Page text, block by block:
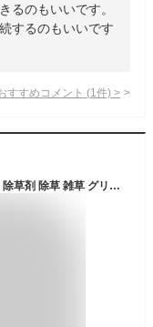
るのもいいです。
するのもいいです
すすめコメント (1 件) >
ミント スギナ ドクダミ オオバコ 笹 竹に効く! 除草剤 除草 雑草 グリホサート系 園芸 農作業 庭掃除 マンション管理 駐車場 【農薬】 シージーエス エイトアップ 5L シー・ジー・エス